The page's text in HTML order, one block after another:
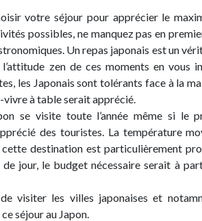
votre séjour pour apprécier le
possibles, ne manquez pas en
Un repas japonais est un
zen de ces moments en vous
les Japonais sont tolérants face à la
à table serait apprécié.
se visite toute l’année même si le
des touristes. La température
cette destination est particulièrement
de jour, le budget nécessaire serait à
visiter les villes japonaises et
séjour au Japon.